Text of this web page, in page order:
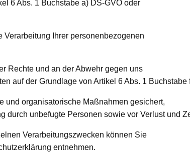
6 Abs. 1 Buchstabe a) DS-GVO oder
Ihrer personenbezogenen
Rechte und an der Abwehr gegen uns
auf der Grundlage von Artikel 6 Abs. 1 Buchstabe
und organisatorische Maßnahmen gesichert,
durch unbefugte Personen sowie vor Verlust und
Verarbeitungszwecken können Sie
entnehmen.